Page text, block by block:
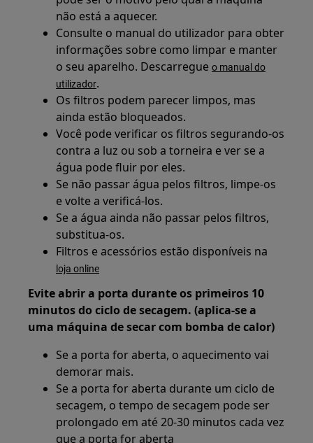
não está a aquecer.
Consulte o manual do utilizador para obter
informações sobre como limpar e manter
o seu aparelho. Descarregueo manual do
utilizador.
Os filtros podem parecer limpos, mas
ainda estão bloqueados.
Você pode verificar os filtros segurando-os
contra a luz ou sob a torneira e ver se a
água pode fluir por eles.
Se não passar água pelos filtros, limpe-os
e volte a verificá-los.
Se a água ainda não passar pelos filtros,
substitua-os.
Filtros e acessórios estão disponíveis na
loja online
Evite abrir a porta durante os primeiros 10
minutos do ciclo de secagem. (aplica-se a
uma máquina de secar com bomba de calor)
Se a porta for aberta, o aquecimento vai
demorar mais.
Se a porta for aberta durante um ciclo de
secagem, o tempo de secagem pode ser
prolongado em até 20-30 minutos cada vez
que a porta for aberta